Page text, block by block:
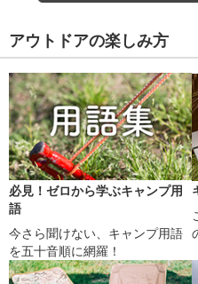
アウトドアの楽しみ方
必見！ゼロから学ぶキャンプ用
語
今さら聞けない、キャンプ用語
を五十音順に網羅！